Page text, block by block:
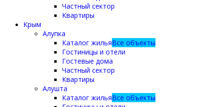
Частный сектор
Квартиры
Крым
Алупка
Каталог жильяВсе объекты
Гостиницы и отели
Гостевые дома
Частный сектор
Квартиры
Алушта
Каталог жильяВсе объекты